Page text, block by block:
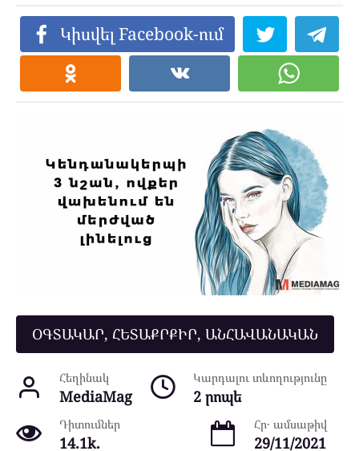
Կիսվել Facebook-ում
ՕԳՏԱԿԱՐ, ՀԵՏԱՔՐՔԻՐ, ԱՆՀԱՎԱՆԱԿԱՆ
Հեղինակ
MediaMag
Կարդալու տևողությունը
2 րոպե
Դիտումներ
14.1k.
Հր․ ամսաթիվ
29/11/2021